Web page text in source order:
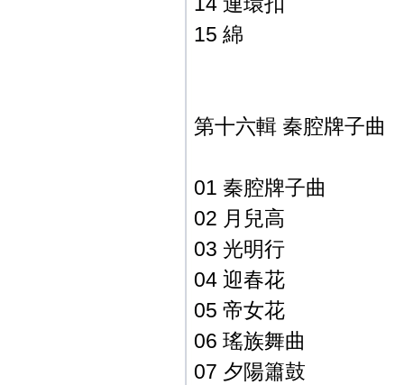
15 綿
第十六輯 秦腔牌子曲
01 秦腔牌子曲
02 月兒高
03 光明行
04 迎春花
05 帝女花
06 瑤族舞曲
07 夕陽簫鼓